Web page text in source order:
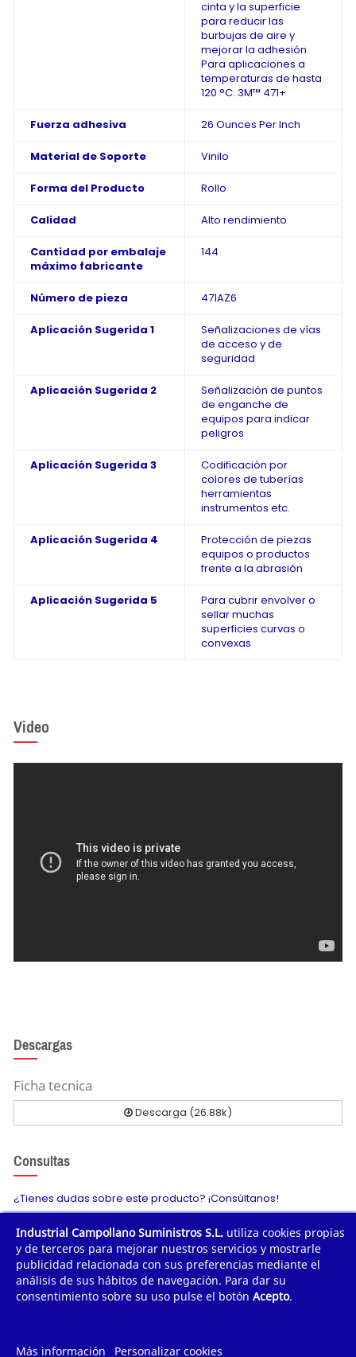
cinta y la superficie
para reducir las
burbujas de aire y
mejorar la adhesión.
Para aplicaciones a
temperaturas de hasta
120 °C: 3M™ 471+
Fuerza adhesiva 26 Ounces Per Inch
Material de Soporte Vinilo
Forma del Producto Rollo
Calidad Alto rendimiento
Cantidad por embalaje
máximo fabricante
144
Número de pieza 471AZ6
Aplicación Sugerida 1
Señalizaciones de vías
de acceso y de
seguridad
Aplicación Sugerida 2
Señalización de puntos
de enganche de
equipos para indicar
peligros
Aplicación Sugerida 3
Codificación por
colores de tuberías
herramientas
instrumentos etc.
Aplicación Sugerida 4
Protección de piezas
equipos o productos
frente a la abrasión
Aplicación Sugerida 5
Para cubrir envolver o
sellar muchas
superficies curvas o
convexas
Video
Descargas
Ficha tecnica
Descarga (26.88k)
Consultas
¿Tienes dudas sobre este producto? ¡Consúltanos!
Envíanos tu consulta
¿QUIÉNES SOMOS?
Industrial Campollano Suministros S.L. utiliza cookies propias
y de terceros para mejorar nuestros servicios y mostrarle
publicidad relacionada con sus preferencias mediante el
análisis de sus hábitos de navegación. Para dar su
consentimiento sobre su uso pulse el botón Acepto.
Más información Personalizar cookies